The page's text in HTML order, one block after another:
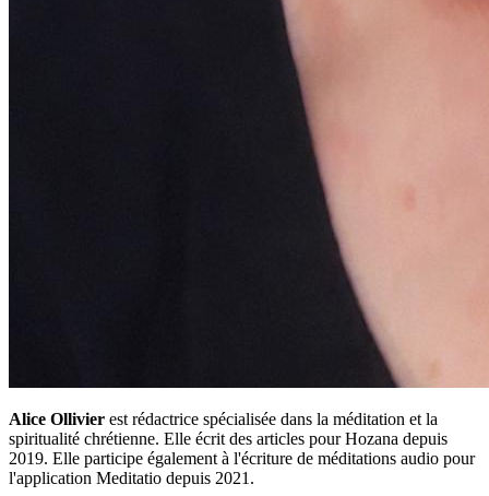
Alice Ollivier est rédactrice spécialisée dans la méditation et la
spiritualité chrétienne. Elle écrit des articles pour Hozana depuis
2019. Elle participe également à l'écriture de méditations audio pour
l'application Meditatio depuis 2021.